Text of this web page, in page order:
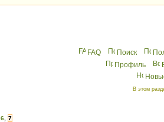
FAQ Поиск
Профиль
В этом
6 7